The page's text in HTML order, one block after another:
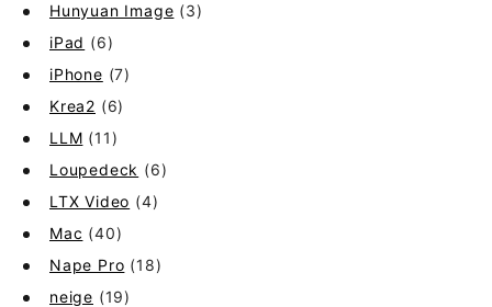
Hunyuan Image (3)
iPad (6)
iPhone (7)
Krea2 (6)
LLM (11)
Loupedeck (6)
LTX Video (4)
Mac (40)
Nape Pro (18)
neige (19)